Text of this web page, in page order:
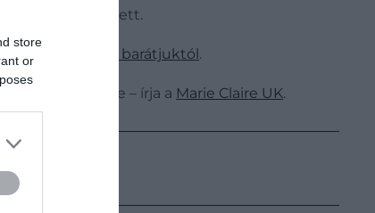
store
or
cikkezett.
néhai barátjuktól.
vissza Perryre – írja a Marie Claire UK.